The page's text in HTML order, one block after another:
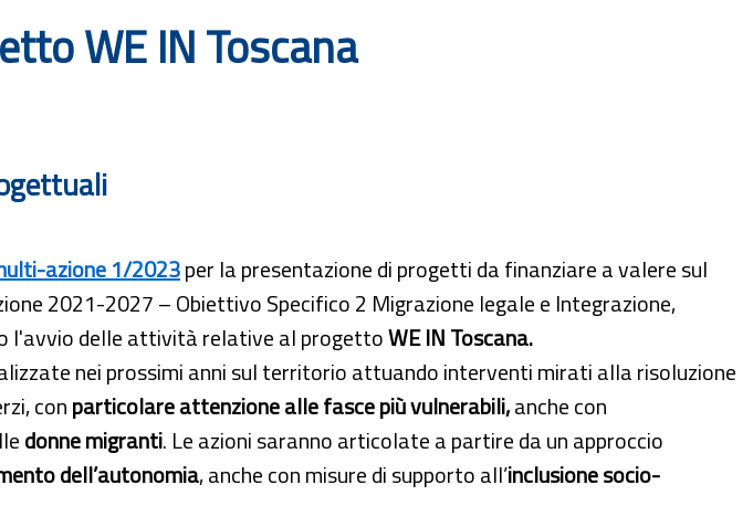
WE IN Toscana
azione 1/2023per la presentazione di progetti da finanziare a valere sul
2021-2027 – Obiettivo Specifico 2 Migrazione legale e Integrazione,
l'avvio delle attività relative al progettoWE IN Toscana.
nei prossimi anni sul territorio attuando interventi mirati alla risoluzione
conparticolare attenzione alle fasce più vulnerabili,anche con
donne migranti. Le azioni saranno articolate a partire da un approccio
dell’autonomia, anche con misure di supporto all’inclusione socio-